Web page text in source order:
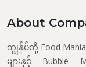
About
ကျွန်ုပ်တို့ Food
များနှင့် Bubble